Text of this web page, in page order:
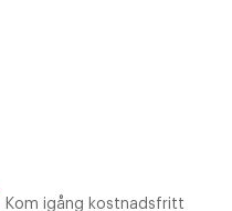
Kom igång kostnadsfritt